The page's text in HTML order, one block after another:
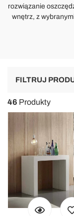
rozwiązanie
wnętrz, z
FILTRUJ
46 Produkty